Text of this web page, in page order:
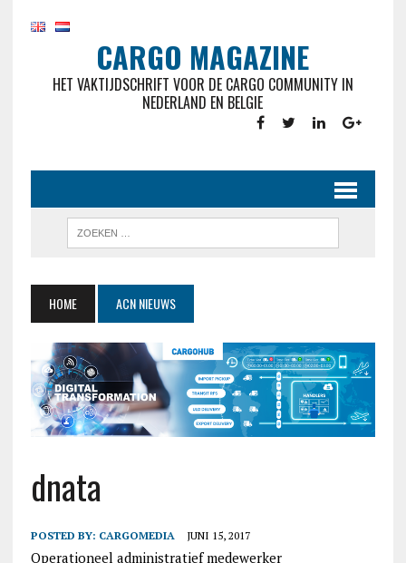
CARGO MAGAZINE
HET VAKTIJDSCHRIFT VOOR DE CARGO COMMUNITY IN
NEDERLAND EN BELGIE
HOME ACN NIEUWS
dnata
POSTED BY: CARGOMEDIA JUNI 15, 2017
Operationeel administratief medewerker